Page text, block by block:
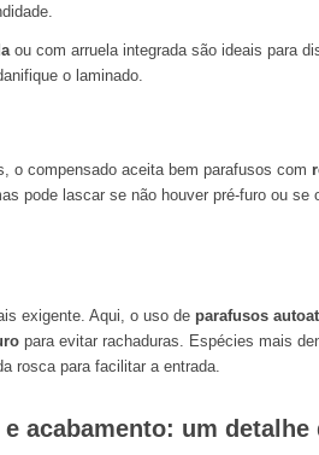
ou com arruela integrada são ideais para
o laminado.
o compensado aceita bem parafusos com
pode lascar se não houver pré-furo ou se
exigente. Aqui, o uso de parafusos
para evitar rachaduras. Espécies mais
rosca para facilitar a entrada.
acabamento: um